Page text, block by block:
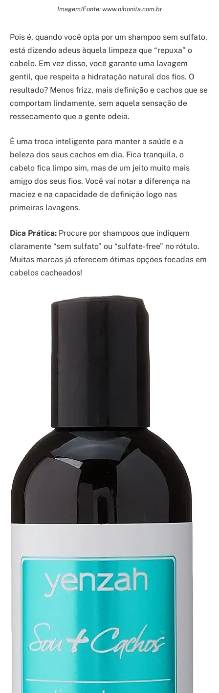
Imagem/Fonte: www.oibonita.com.br
Pois é, quando você opta por um shampoo sem sulfato,
está dizendo adeus àquela limpeza que “repuxa” o
cabelo. Em vez disso, você garante uma lavagem
gentil, que respeita a hidratação natural dos fios. O
resultado? Menos frizz, mais definição e cachos que se
comportam lindamente, sem aquela sensação de
ressecamento que a gente odeia.
É uma troca inteligente para manter a saúde e a
beleza dos seus cachos em dia. Fica tranquila, o
cabelo fica limpo sim, mas de um jeito muito mais
amigo dos seus fios. Você vai notar a diferença na
maciez e na capacidade de definição logo nas
primeiras lavagens.
Dica Prática: Procure por shampoos que indiquem
claramente “sem sulfato” ou “sulfate-free” no rótulo.
Muitas marcas já oferecem ótimas opções focadas em
cabelos cacheados!